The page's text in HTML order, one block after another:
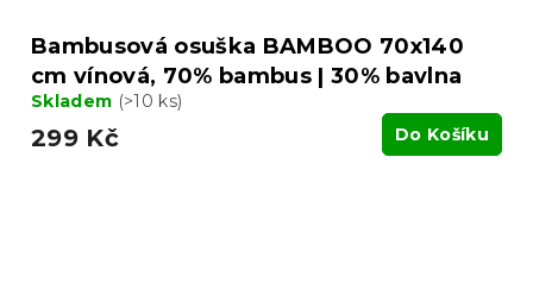
Bambusová osuška BAMBOO 70x140
cm vínová, 70% bambus | 30% bavlna
Skladem (>10 ks)
299 Kč Do Košíku